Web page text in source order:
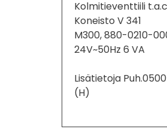
Kolmitieventtiili
Koneisto V 341
M300, 880-0210-
24V~50Hz 6 VA
Lisätietoja
(H)